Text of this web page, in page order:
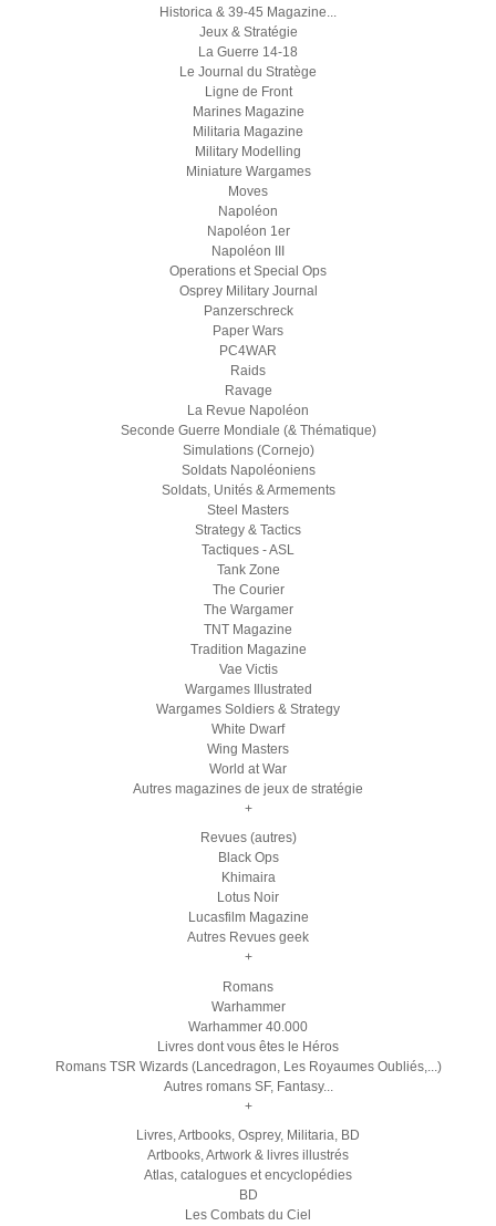
Historica & 39-45 Magazine...
Jeux & Stratégie
La Guerre 14-18
Le Journal du Stratège
Ligne de Front
Marines Magazine
Militaria Magazine
Military Modelling
Miniature Wargames
Moves
Napoléon
Napoléon 1er
Napoléon III
Operations et Special Ops
Osprey Military Journal
Panzerschreck
Paper Wars
PC4WAR
Raids
Ravage
La Revue Napoléon
Seconde Guerre Mondiale (& Thématique)
Simulations (Cornejo)
Soldats Napoléoniens
Soldats, Unités & Armements
Steel Masters
Strategy & Tactics
Tactiques - ASL
Tank Zone
The Courier
The Wargamer
TNT Magazine
Tradition Magazine
Vae Victis
Wargames Illustrated
Wargames Soldiers & Strategy
White Dwarf
Wing Masters
World at War
Autres magazines de jeux de stratégie
+
Revues (autres)
Black Ops
Khimaira
Lotus Noir
Lucasfilm Magazine
Autres Revues geek
+
Romans
Warhammer
Warhammer 40.000
Livres dont vous êtes le Héros
Romans TSR Wizards (Lancedragon, Les Royaumes Oubliés,...)
Autres romans SF, Fantasy...
+
Livres, Artbooks, Osprey, Militaria, BD
Artbooks, Artwork & livres illustrés
Atlas, catalogues et encyclopédies
BD
Les Combats du Ciel